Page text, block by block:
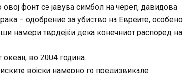
фонт се јавува симбол на череп, давидова
– одобрение за убиство на Евреите, особено
намери тврдејќи дека конечниот распоред на
во 2004 година.
војски намерно го предизвикале